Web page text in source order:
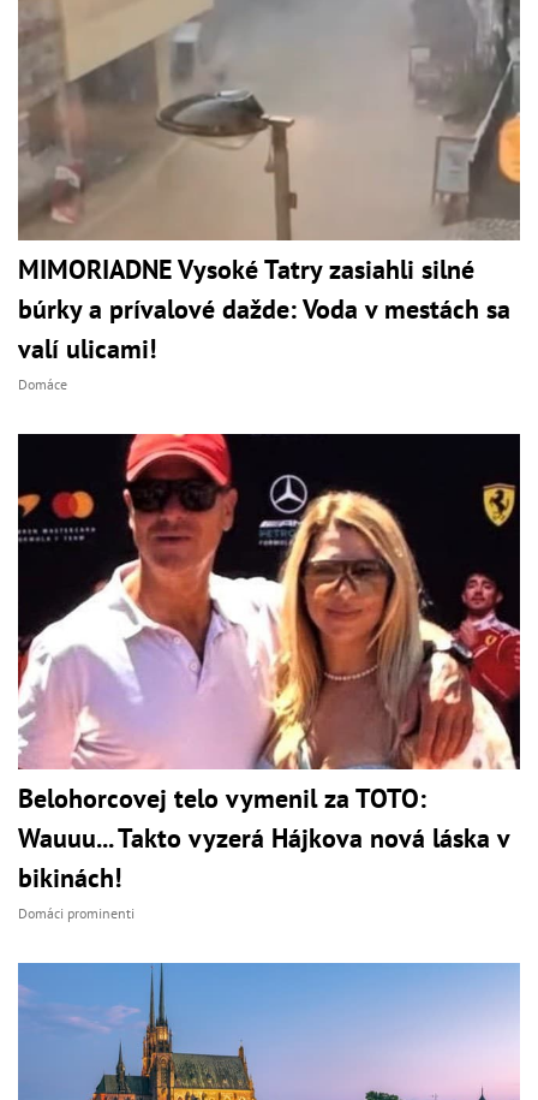
MIMORIADNE Vysoké Tatry zasiahli silné
búrky a prívalové dažde: Voda v mestách sa
valí ulicami!
Domáce
Belohorcovej telo vymenil za TOTO:
Wauuu... Takto vyzerá Hájkova nová láska v
bikinách!
Domáci prominenti